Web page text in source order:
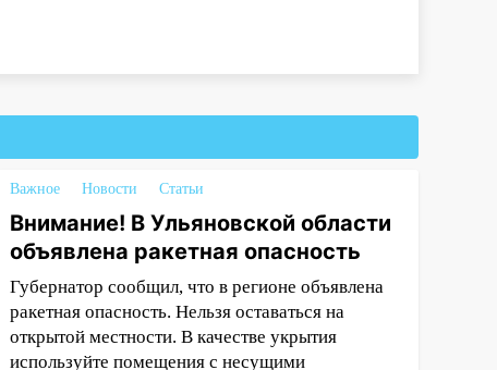
Важное Новости Статьи
Внимание! В Ульяновской области
объявлена ракетная опасность
Губернатор сообщил, что в регионе объявлена
ракетная опасность. Нельзя оставаться на
открытой местности. В качестве укрытия
используйте помещения с несущими